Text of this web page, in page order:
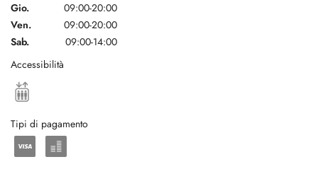
Gio.
09:00-20:00
Ven.
09:00-20:00
Sab.
09:00-14:00
Accessibilità
Tipi di pagamento